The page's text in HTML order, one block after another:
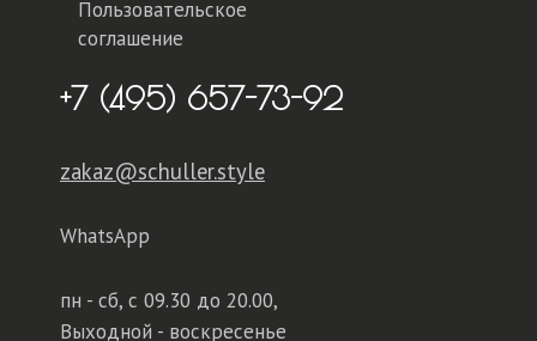
Пользовательское
соглашение
+7 (495) 657-73-92
zakaz@schuller.style
WhatsApp
пн - сб, с 09.30 до 20.00,
Выходной - воскресенье